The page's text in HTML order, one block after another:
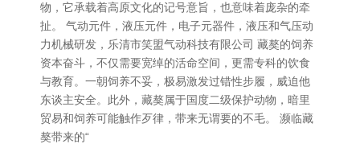
物，它承载着高原文化的记号意旨，也意味着庞杂的牵
扯。 气动元件，液压元件，电子元器件，液压和气压动
力机械研发，乐清市笑盟气动科技有限公司 藏獒的饲养
资本奋斗，不仅需要宽绰的活命空间，更需专科的饮食
与教育。一朝饲养不妥，极易激发过错性步履，威迫他
东谈主安全。此外，藏獒属于国度二级保护动物，暗里
贸易和饲养可能触作歹律，带来无谓要的不毛。 濒临藏
獒带来的“